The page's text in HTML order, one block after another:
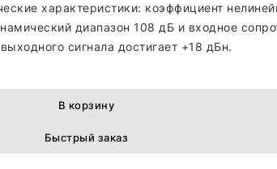
характеристики: коэффициент
диапазон 108 дБ и входное
сигнала достигает +18 дБн.
В корзину
Быстрый заказ